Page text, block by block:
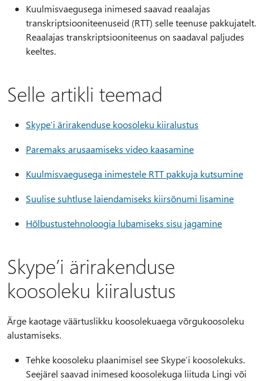
Kuulmisvaegusega inimesed saavad reaalajas
transkriptsiooniteenuseid (RTT) selle teenuse pakkujatelt.
Reaalajas transkriptsiooniteenus on saadaval paljudes
keeltes.
Selle artikli teemad
Skype’i ärirakenduse koosoleku kiiralustus
Paremaks arusaamiseks video kaasamine
Kuulmisvaegusega inimestele RTT pakkuja kutsumine
Suulise suhtluse laiendamiseks kiirsõnumi lisamine
Hõlbustustehnoloogia lubamiseks sisu jagamine
Skype’i ärirakenduse
koosoleku kiiralustus
Ärge kaotage väärtuslikku koosolekuaega võrgukoosoleku
alustamiseks.
Tehke koosoleku plaanimisel see Skype’i koosolekuks.
Seejärel saavad inimesed koosolekuga liituda Lingi või